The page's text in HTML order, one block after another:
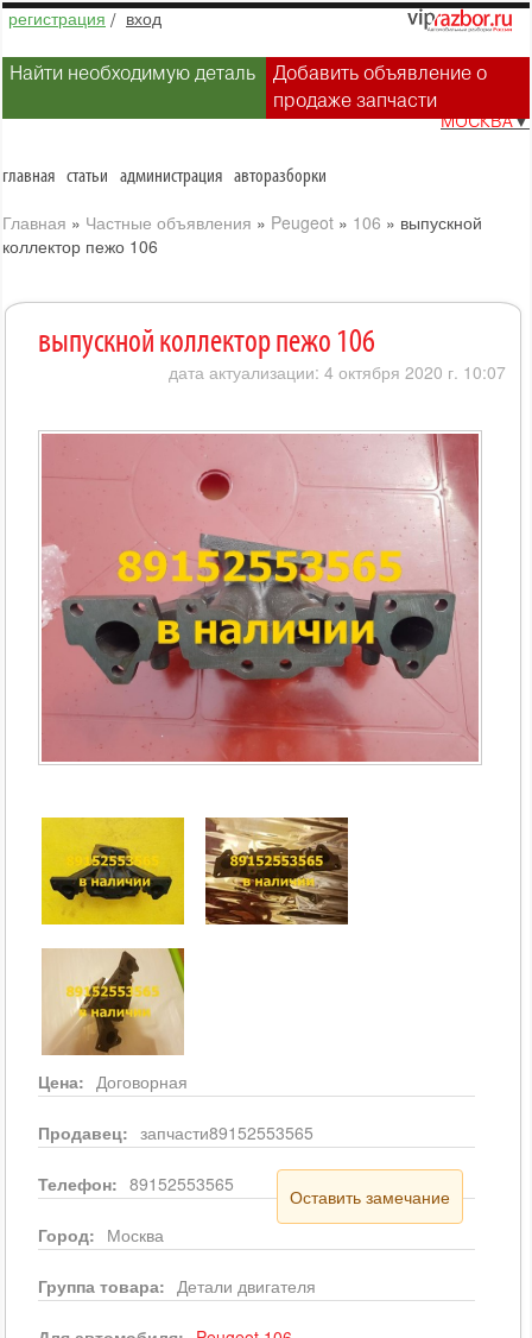
регистрация / вход
Найти необходимую деталь
Добавить объявление о
продаже запчасти
МОСКВА▼
главная статьи администрация авторазборки
Главная » Частные объявления » Peugeot » 106 » выпускной
коллектор пежо 106
выпускной коллектор пежо 106
дата актуализации: 4 октября 2020 г. 10:07
Цена: Договорная
Продавец: запчасти89152553565
Телефон: 89152553565
Оставить замечание
Город: Москва
Группа товара: Детали двигателя